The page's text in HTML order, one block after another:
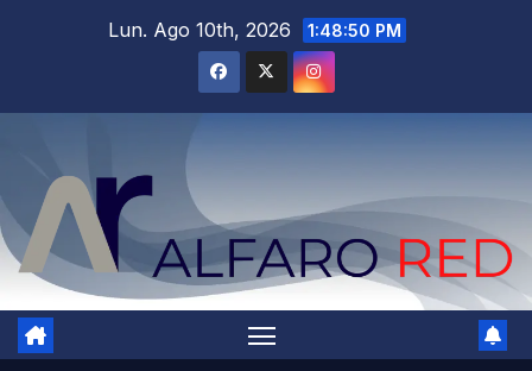
Lun. Ago 10th, 2026 1:48:52 PM